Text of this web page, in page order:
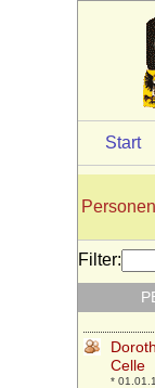
Start
Filter:
* um
Borck)
* ?; +
*
* 1430;
*
Celle
*